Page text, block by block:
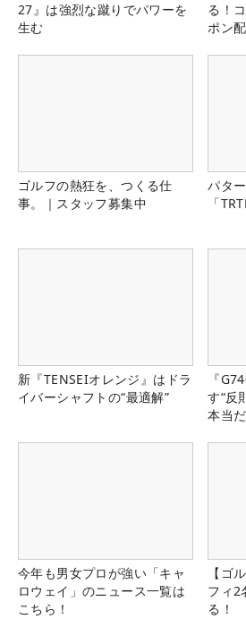
27』は強烈な蹴りでパワーを
生む
る！
ポン
ゴルフの熱狂を、つくる仕
事。｜スタッフ募集中
パタ
「
新『TENSEIオレンジ』はドラ
イバーシャフトの“最適解”
『
す“反
本当
今年も男女プロが強い「キャ
ロウェイ」のニュース一覧は
こちら！
【ゴ
フィ2
る！